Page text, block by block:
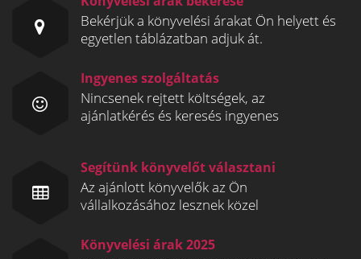
Bekérjük a könyvelési árakat Ön helyett és
egyetlen táblázatban adjuk át.
Ingyenes szolgáltatás
Nincsenek rejtett költségek, az
ajánlatkérés és keresés ingyenes
Segítünk könyvelőt választani
Az ajánlott könyvelők az Ön
vállalkozásához lesznek közel
Könyvelési árak 2025